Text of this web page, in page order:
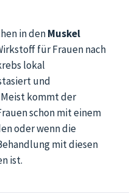
in denMuskel
für Frauen nach
lokal
und
kommt der
schon mit einem
oder wenn die
mit diesen
ist.